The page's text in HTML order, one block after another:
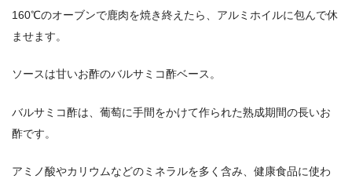
160℃のオーブンで鹿肉を焼き終えたら、アルミホイルに包んで休
ませます。
ソースは甘いお酢のバルサミコ酢ベース。
バルサミコ酢は、葡萄に手間をかけて作られた熟成期間の長いお
酢です。
アミノ酸やカリウムなどのミネラルを多く含み、健康食品に使わ